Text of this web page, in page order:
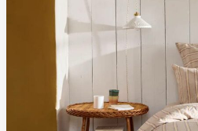
maison
chambre